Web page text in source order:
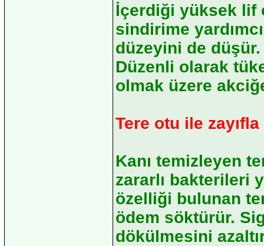
İçerdiği yüksek lif
sindirime
düzeyini de düşür.
Düzenli olarak
olmak üzere
Tere otu ile zayıfla
Kanı temizleyen
zararlı bakterileri
özelliği bulunan
ödem söktürür.
dökülmesini